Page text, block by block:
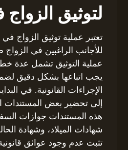
لتوثيق الزواج
تعتبر عملية توثيق الزواج
للأجانب الراغبين في
عملية التوثيق تشمل عدة
يجب اتباعها بشكل دقيق
الإجراءات القانونية. في
إلى تحضير بعض المستندات
هذه المستندات جوازات
شهادات الميلاد، وشهادة
تثبت عدم وجود عوائق